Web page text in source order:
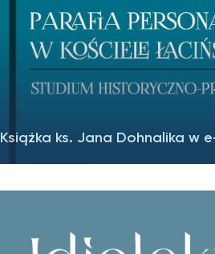
Książka ks. Jana Dohnalika w